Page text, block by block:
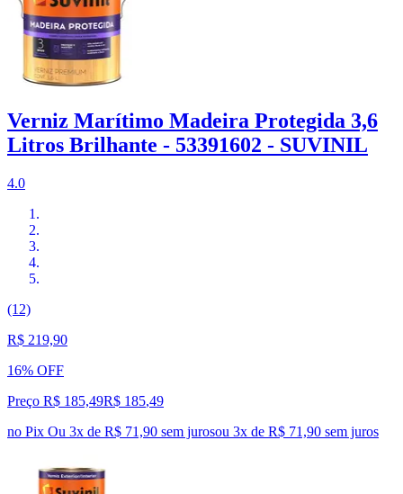
Verniz Marítimo Madeira Protegida 3,6
Litros Brilhante - 53391602 - SUVINIL
4.0
(12)
R$ 219,90
16% OFF
Preço R$ 185,49R$ 185,49
no Pix Ou 3x de R$ 71,90 sem jurosou 3x de R$ 71,90 sem juros